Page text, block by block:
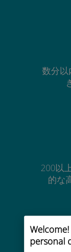
personal
数分以
200以
的な
コ